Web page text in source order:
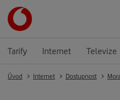
Tarify Internet Televize
Úvod Internet Dostupnost